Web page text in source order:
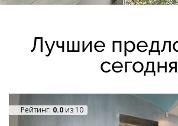
Лучшие
сегодня
Рейтинг: 0.0 из 10